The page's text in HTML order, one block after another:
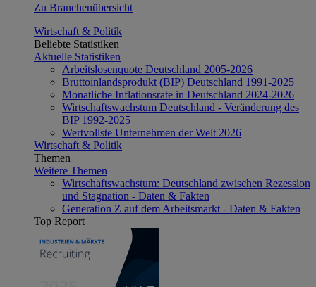
Zu Branchenübersicht
Wirtschaft & Politik
Beliebte Statistiken
Aktuelle Statistiken
Arbeitslosenquote Deutschland 2005-2026
Bruttoinlandsprodukt (BIP) Deutschland 1991-2025
Monatliche Inflationsrate in Deutschland 2024-2026
Wirtschaftswachstum Deutschland - Veränderung des
BIP 1992-2025
Wertvollste Unternehmen der Welt 2026
Wirtschaft & Politik
Themen
Weitere Themen
Wirtschaftswachstum: Deutschland zwischen Rezession
und Stagnation - Daten & Fakten
Generation Z auf dem Arbeitsmarkt - Daten & Fakten
Top Report